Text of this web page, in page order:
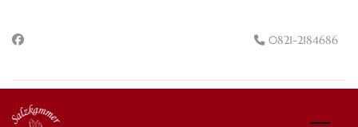
0821-2184686